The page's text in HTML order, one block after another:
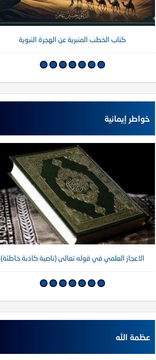
كتاب الخطب المنبرية عن الهجرة النبوية
خواطر إيمانية
الاعجاز العلمي في قوله تعالى (ناصية كاذبة خاطئة)
عظمة الله